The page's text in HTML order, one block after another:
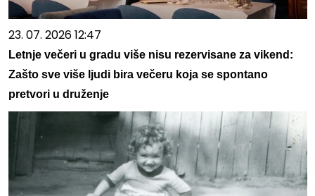
23. 07. 2026 12:47
Letnje večeri u gradu više nisu rezervisane za vikend:
Zašto sve više ljudi bira večeru koja se spontano
pretvori u druženje